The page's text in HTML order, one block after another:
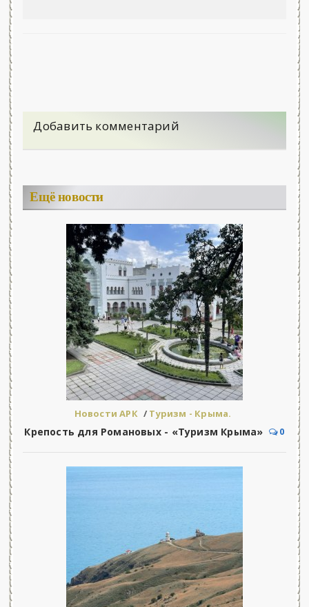
Добавить комментарий
Ещё новости
Новости АРК / Туризм - Крыма.
Крепость для Романовых - «Туризм Крыма» 0